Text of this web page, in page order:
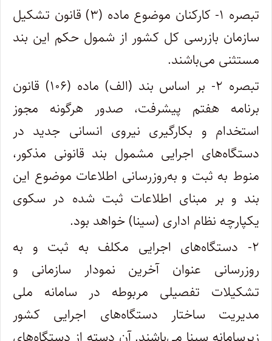
تبصره ۱- کارکنان موضوع ماده (۳) قانون تشکیل
سازمان بازرسی کل کشور از شمول حکم این بند
مستثنی می‌باشند‌.
تبصره ۲- بر اساس بند (الف) ماده (۱۰۶) قانون
برنامه هفتم پیشرفت، صدور هرگونه مجوز
استخدام و بکارگیری نیروی انسانی جدید در
دستگاه‌های اجرایی مشمول بند قانونی مذکور،
منوط به ثبت و به‌روزرسانی اطلاعات موضوع این
بند و بر مبنای اطلاعات ثبت شده در سکوی
یکپارچه نظام اداری (سینا) خواهد بود‌.
۲- دستگاه‌های اجرایی مکلف به ثبت و به
روزرسانی عنوان آخرین نمودار سازمانی و
تشکیلات تفصیلی مربوطه در سامانه ملی
مدیریت ساختار دستگاه‌های اجرایی کشور